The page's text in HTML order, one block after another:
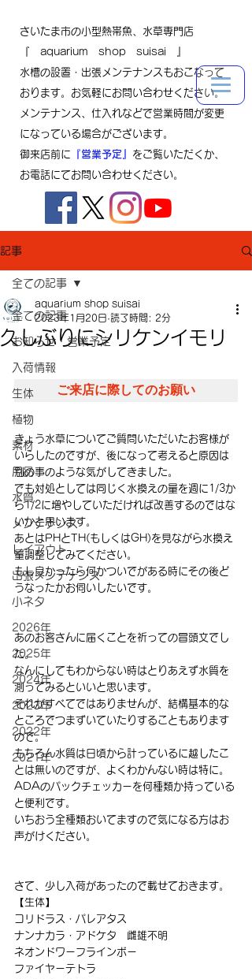
さいたま市の小型熱帯魚、水草専門店
『 aquarium shop suisai 』
水槽の設置・出張メンテナンスもおこなって
おります。お気軽にお問い合わせください。
メンテナンス、仕入れなどで営業時間が変更
になっている場合がございます。
御来店前に 『営業予定』 をご覧いただくか、
お電話にてお問い合わせください。
記事
全ての記事
お知らせ・営業予定
入荷情報
生体
植物
素材
用品
水質
メンテナンス
レイアウト
出張メンテナンス
小ネタ
2026年
2025年
2024年
2023年
2022年
2021年
全ての記事
久しぶりにシリケンイモリ
aquarium shop suisai
2023年1月20日 読了時間: 2分
ご来店に際してのお願い
きょう水草についてご質問いただいたお客様が
いらしたのですが、後になって考えると原因は
別の事のような気がしてきました。
でも対処としては同じく水換えの量を週に1/3か
ら1/2に増やしていただければ改善するのではな
いかと思います。
あとはPHとTH(もしくはGH)を見ながら水換え
量調整してみてください。
もし良かったら何かついでがある時にその後ど
うなったかお伺いしたいです。
あのお客さんに届くことを祈っての冒頭文でし
た。
なんにしてもわからない時はとりあえず水質を
測ってみるといいと思います。
それがすべてではありませんが、結構基本的な
ところでつまずいていたりすることもあります
ので。
もちろん水質は日頃から計っているに越したこ
とは無いのですが、よくわかんない時は特に。
ADAのパックチェッカーを何種類か持っている
と便利です。
いちおう全種類おいてますので気になる方はお
声がけください。
さて、少し入荷があったので載せておきます。
【生体】
コリドラス・パレアタス
ナンナカラ・アドケタ　雌雄不明
ネオンドワーフラインボー
ファイヤーテトラ